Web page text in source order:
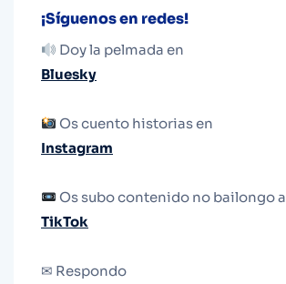
¡Síguenos en redes!
Doy la pelmada en
Bluesky
Os cuento historias en
Instagram
Os subo contenido no bailongo a
TikTok
✉ Respondo